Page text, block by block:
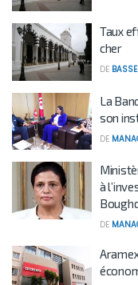
Taux
cher
DE
La
son
DE
à
DE